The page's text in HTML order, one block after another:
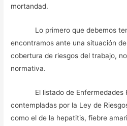
mortandad.
Lo primero que debemos
encontramos ante una situación
cobertura de riesgos del trabajo,
normativa.
El listado de Enfermedades
contempladas por la Ley de
como el de la hepatitis, fiebre